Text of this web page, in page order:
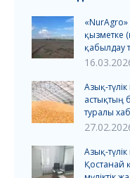
қызметке
қабылдау
Азық-
астықтың
туралы
Азық-
Қостанай